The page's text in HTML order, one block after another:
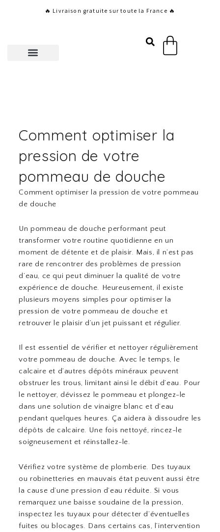
🔥 Livraison gratuite sur toute la France 🔥
Panier
Comment optimiser la
pression de votre
pommeau de douche
Comment optimiser la pression de votre pommeau
de douche
Un pommeau de douche performant peut
transformer votre routine quotidienne en un
moment de détente et de plaisir. Mais, il n’est pas
rare de rencontrer des problèmes de pression
d’eau, ce qui peut diminuer la qualité de votre
expérience de douche. Heureusement, il existe
plusieurs moyens simples pour optimiser la
pression de votre pommeau de douche et
retrouver le plaisir d’un jet puissant et régulier.
Il est essentiel de vérifier et nettoyer régulièrement
votre pommeau de douche. Avec le temps, le
calcaire et d’autres dépôts minéraux peuvent
obstruer les trous, limitant ainsi le débit d’eau. Pour
le nettoyer, dévissez le pommeau et plongez-le
dans une solution de vinaigre blanc et d’eau
pendant quelques heures. Ça aidera à dissoudre les
dépôts de calcaire. Une fois nettoyé, rincez-le
soigneusement et réinstallez-le.
Vérifiez votre système de plomberie. Des tuyaux
ou robinetteries en mauvais état peuvent aussi être
la cause d’une pression d’eau réduite. Si vous
remarquez une baisse soudaine de la pression,
inspectez les tuyaux pour détecter d’éventuelles
fuites ou blocages. Dans certains cas, l’intervention